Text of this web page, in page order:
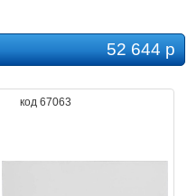
52 644 р
код 67063